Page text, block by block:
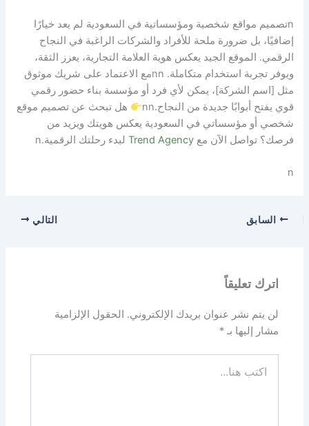
nتصميم مواقع شخصية ومؤسساتية في السعودية لم يعد خيارًا
إضافيًا، بل ضرورة ملحة للأفراد والشركات الراغبة في النجاح
الرقمي. الموقع الجيد يعكس هوية العلامة التجارية، يعزز الثقة،
ويوفر تجربة استخدام متكاملة. nnمع الاعتماد على شريك موثوق
مثل [اسم الشركة]، يمكن لأي فرد أو مؤسسة بناء حضور رقمي
قوي يفتح أبوابًا جديدة من النجاح.nn
هل تبحث عن تصميم موقع
شخصي أو مؤسساتي في السعودية يعكس هويتك ويزيد من
فرصك؟ تواصل الآن مع Trend Agency لبدء رحلتك الرقمية.n
n
السابق التالي
اترك تعليقاً
لن يتم نشر عنوان بريدك الإلكتروني. الحقول الإلزامية
مشار إليها بـ*
هنا...